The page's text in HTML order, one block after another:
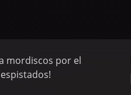
mordiscos por el